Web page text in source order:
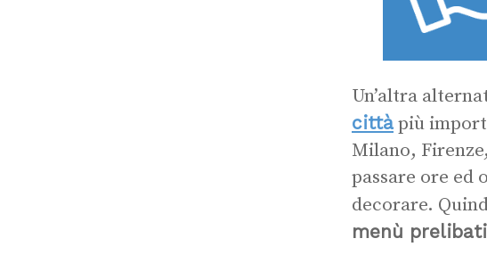
Un’altra
città più
Milano,
passare ore ed
decorare.
menù prelibati